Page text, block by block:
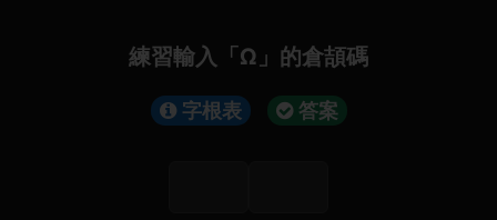
練習輸入「Ω」的倉頡碼
字根表 答案